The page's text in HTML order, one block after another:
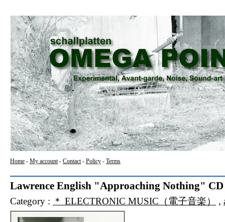
Home - My account- Contact- Policy - Terms
Lawrence English "Approaching Nothing" CD
Category : ＊ ELECTRONIC MUSIC（電子音楽） ,